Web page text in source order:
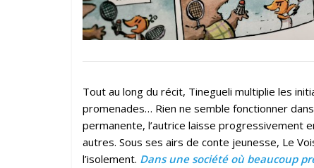
Tout au long du récit, Tinegueli multiplie les
promenades… Rien ne semble fonctionner
permanente, l’autrice laisse progressivement
autres. Sous ses airs de conte jeunesse, Le
l’isolement. Dans une société où beaucoup